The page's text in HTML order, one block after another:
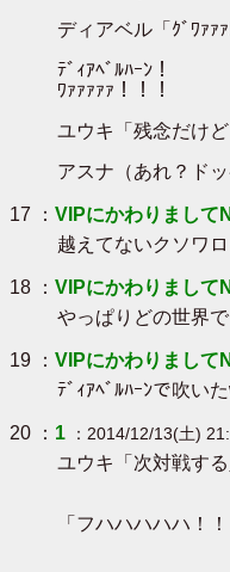
ディアベル「ｸﾞﾜｧｧｧ
ﾃﾞｨｱﾍﾞﾙﾊｰﾝ！
ﾜｧｧｧｧｧ！！！
ユウキ「残念だけ
アスナ（あれ？ド
17 ： VIPにかわりまして
越えてないクソワ
18 ： VIPにかわりまして
やっぱりどの世界
19 ： VIPにかわりまして
ﾃﾞｨｱﾍﾞﾙﾊｰﾝで吹い
20 ： 1 ：2014/12/13(土)
ユウキ「次対戦す
「フハハハハハ！！